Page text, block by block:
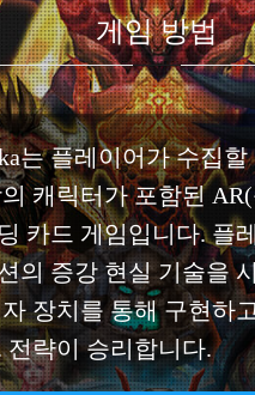
게임 방법
는 플레이어가 수집할
캐릭터가 포함된
카드 게임입니다. 플
의 증강 현실 기술을
장치를 통해 구현하
전략이 승리합니다.